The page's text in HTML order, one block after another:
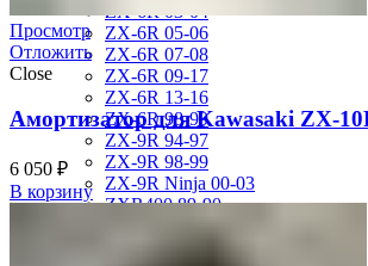
ZX-6R 03-04
ZX-6R 05-06
ZX-6R 07-08
ZX-6R 09-17
ZX-6R 13-16
ZX-6R 98-99
ZX-9R 94-97
ZX-9R 98-99
ZX-9R Ninja 00-03
ZXR400 89-90
ZZR1400 06-11
Просмотр
Отложить
Close
Амортизатор для Kawasaki ZX-
6 050 ₽
В корзину